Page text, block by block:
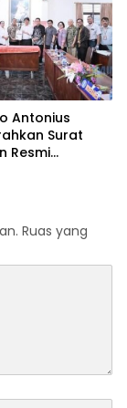
Antonius
Surat
Resmi
Ruas yang